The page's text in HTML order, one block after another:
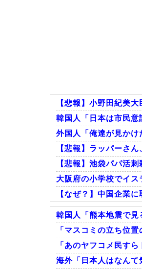
【悲報】小野田紀美
韓国人「日本は市民
外国人「俺達が見かけ
【悲報】ラッパーさ
【悲報】池袋パパ活
大阪府の小学校でイ
【なぜ？】中国企業
Powered by livedoor
韓国人「熊本地震で
「マスコミの立ち位
「あのヤフコメ民す
海外「日本人はなん